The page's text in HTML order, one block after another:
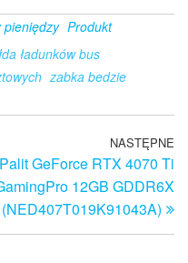
pieniędzy Produkt
ładunków bus
zabka bedzie
NASTĘPNE
Palit GeForce RTX 4070 Ti
12GB GDDR6X
(NED407T019K91043A)